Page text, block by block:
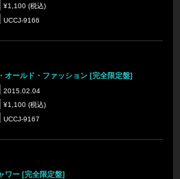
¥1,100 (税込)
UCCJ-9166
オールド・ファッション [完全限定盤]
2015.02.04
¥1,100 (税込)
UCCJ-9167
ワー [完全限定盤]